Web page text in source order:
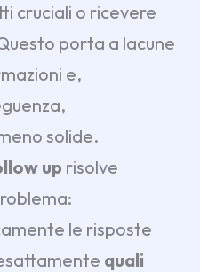
cruciali o ricevere
porta a lacune
e,
solide.
up risolve
le risposte
quali